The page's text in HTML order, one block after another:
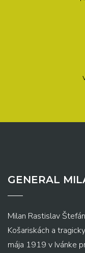
GENERAL
Milan Rastislav
Košariskách a
mája 1919 v Ivánke